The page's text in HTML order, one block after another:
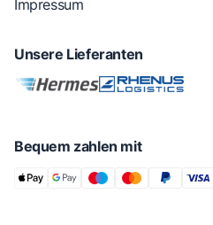
Impressum
Unsere Lieferanten
Bequem zahlen mit